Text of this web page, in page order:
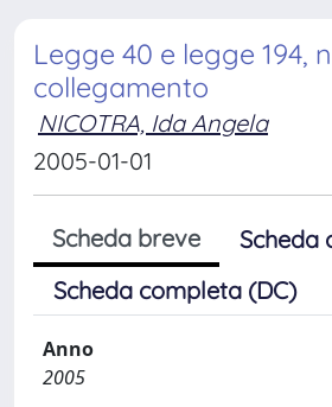
Legge 40 e legge 194,
collegamento
NICOTRA, Ida Angela
2005-01-01
Scheda breve
Scheda
Scheda completa (DC)
Anno
2005